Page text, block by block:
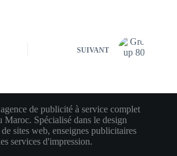
SUIVANT
de publicité à service complet
Maroc. Spécialisé dans le design
sites web, enseignes publicitaires
services d'impression.